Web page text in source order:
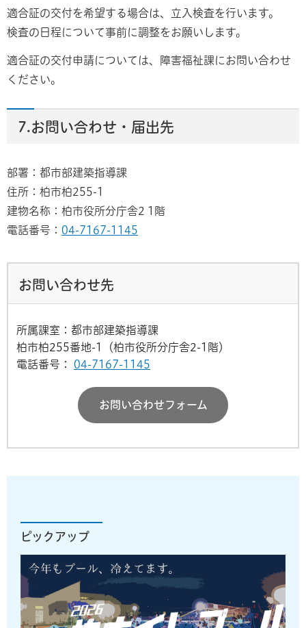
適合証の交付を希望する場合は、立入検査を行います。
検査の日程について事前に調整をお願いします。
適合証の交付申請については、障害福祉課にお問い合わせ
ください。
7.お問い合わせ・届出先
部署：都市部建築指導課
住所：柏市柏255-1
建物名称：柏市役所分庁舎2 1階
電話番号： 04-7167-1145
お問い合わせ先
所属課室：都市部建築指導課
柏市柏255番地-1（柏市役所分庁舎2-1階）
電話番号：
04-7167-1145
お問い合わせフォーム
ピックアップ